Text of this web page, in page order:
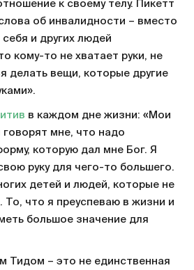
к своему телу. Пикетт
об инвалидности – вместо
себя и других людей
кому-то не хватает руки, не
делать вещи, которые другие
в каждом дне жизни: «Мои
мне, что надо
которую дал мне Бог. Я
руку для чего-то большего.
детей и людей, которые не
То, что я преуспеваю в жизни и
большое значение для
Тидом – это не единственная